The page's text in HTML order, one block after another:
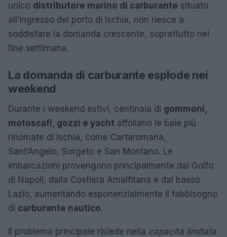
unico distributore marino di carburante situato
all’ingresso del porto di Ischia, non riesce a
soddisfare la domanda crescente, soprattutto nei
fine settimana.
La domanda di carburante esplode nei
weekend
Durante i weekend estivi, centinaia di gommoni,
motoscafi, gozzi e yacht affollano le baie più
rinomate di Ischia, come Cartaromana,
Sant’Angelo, Sorgeto e San Montano. Le
imbarcazioni provengono principalmente dal Golfo
di Napoli, dalla Costiera Amalfitana e dal basso
Lazio, aumentando esponenzialmente il fabbisogno
di carburante nautico.
Il problema principale risiede nella capacità limitata